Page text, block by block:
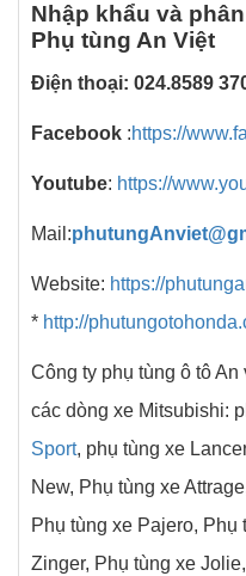
Nhập khẩu và
Phụ tùng An Việt
Điện thoại: 024.8589
Facebook :https://
Youtube: https://
Mail:
Website: https://
* http://
Công ty phụ tùng ô tô
các dòng xe Mitsubishi:
Sport, phụ tùng xe
New, Phụ tùng xe
Phụ tùng xe Pajero, Phụ
Zinger, Phụ tùng xe